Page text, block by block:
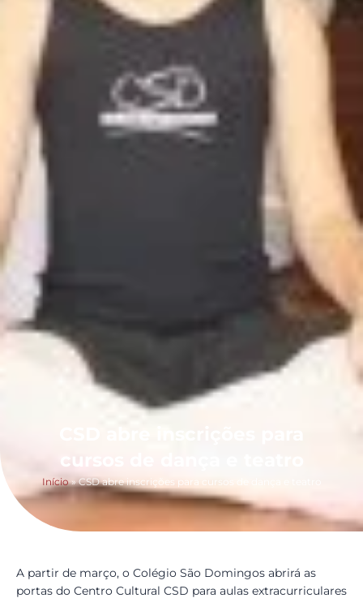
cursos de dança e teatro
Início»CSD abre inscrições para cursos de dança e teatro
A partir de março, o Colégio São Domingos abrirá as
portas do Centro Cultural CSD para aulas extracurriculares